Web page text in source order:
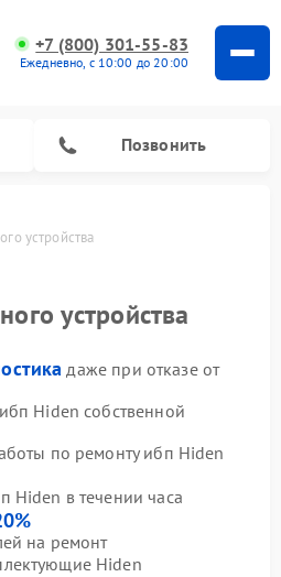
+7 (800) 301-55-83
Ежедневно, с 10:00 до 20:00
Позвонить
устройства
устройства
даже при отказе от
Hiden собственной
по ремонту ибп Hiden
Hiden в течении часа
на ремонт
Hiden